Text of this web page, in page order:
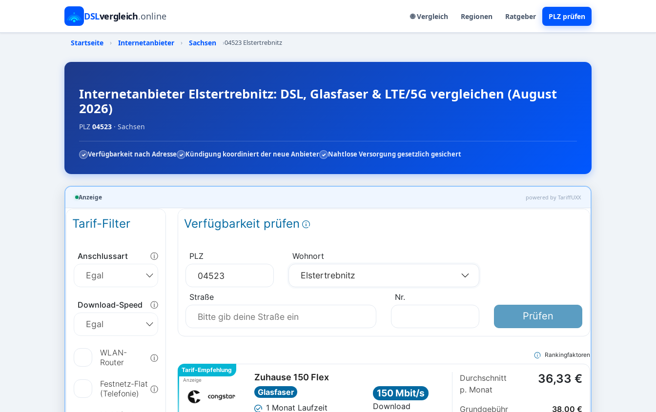
DSLvergleich.online 🌐 Vergleich Regionen Ratgeber PLZ prüfen
Startseite › Internetanbieter › Sachsen ›04523 Elstertrebnitz
Internetanbieter Elstertrebnitz: DSL, Glasfaser & LTE/5G vergleichen (August
2026)
PLZ 04523 · Sachsen
Verfügbarkeit nach Adresse Kündigung koordiniert der neue Anbieter Nahtlose Versorgung gesetzlich gesichert
Anzeige powered by TariffUXX